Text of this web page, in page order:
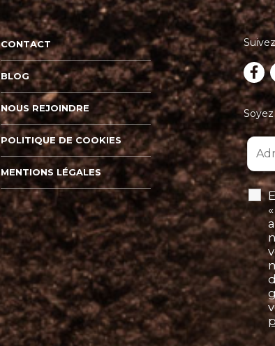
CONTACT
BLOG
NOUS REJOINDRE
POLITIQUE DE COOKIES
MENTIONS LÉGALES